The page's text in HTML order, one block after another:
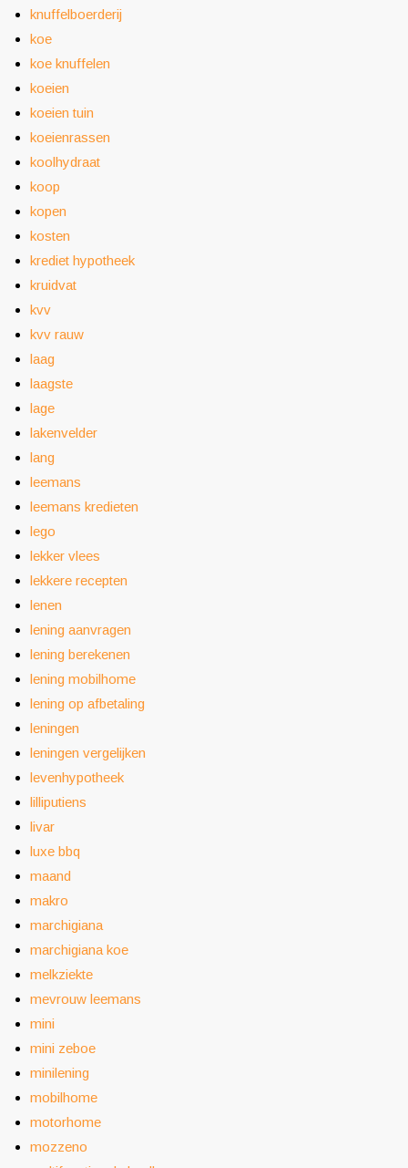
knuffelboerderij
koe
koe knuffelen
koeien
koeien tuin
koeienrassen
koolhydraat
koop
kopen
kosten
krediet hypotheek
kruidvat
kvv
kvv rauw
laag
laagste
lage
lakenvelder
lang
leemans
leemans kredieten
lego
lekker vlees
lekkere recepten
lenen
lening aanvragen
lening berekenen
lening mobilhome
lening op afbetaling
leningen
leningen vergelijken
levenhypotheek
lilliputiens
livar
luxe bbq
maand
makro
marchigiana
marchigiana koe
melkziekte
mevrouw leemans
mini
mini zeboe
minilening
mobilhome
motorhome
mozzeno